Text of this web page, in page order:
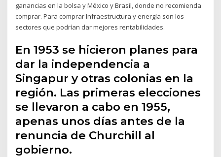
ganancias en la bolsa y México y Brasil, donde no recomienda
comprar. Para comprar Infraestructura y energía son los
sectores que podrían dar mejores rentabilidades.
En 1953 se hicieron planes para
dar la independencia a
Singapur y otras colonias en la
región. Las primeras elecciones
se llevaron a cabo en 1955,
apenas unos días antes de la
renuncia de Churchill al
gobierno.